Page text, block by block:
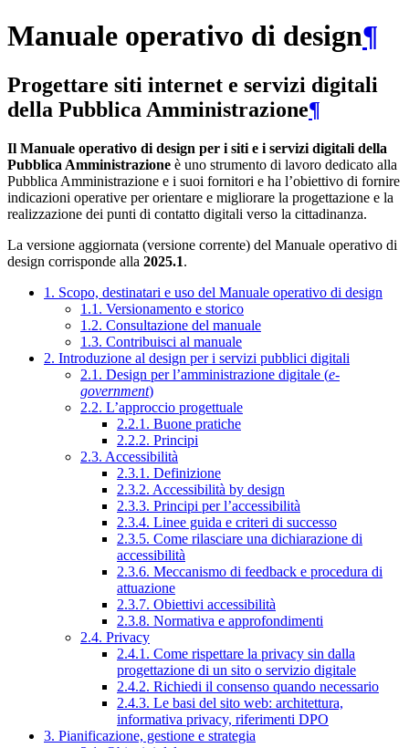
Manuale operativo di design¶
Progettare siti internet e servizi digitali
della Pubblica Amministrazione¶
Il Manuale operativo di design per i siti e i servizi digitali della
Pubblica Amministrazione è uno strumento di lavoro dedicato alla
Pubblica Amministrazione e i suoi fornitori e ha l’obiettivo di fornire
indicazioni operative per orientare e migliorare la progettazione e la
realizzazione dei punti di contatto digitali verso la cittadinanza.
La versione aggiornata (versione corrente) del Manuale operativo di
design corrisponde alla 2025.1.
1. Scopo, destinatari e uso del Manuale operativo di design
1.1. Versionamento e storico
1.2. Consultazione del manuale
1.3. Contribuisci al manuale
2. Introduzione al design per i servizi pubblici digitali
2.1. Design per l’amministrazione digitale (e-
government)
2.2. L’approccio progettuale
2.2.1. Buone pratiche
2.2.2. Principi
2.3. Accessibilità
2.3.1. Definizione
2.3.2. Accessibilità by design
2.3.3. Principi per l’accessibilità
2.3.4. Linee guida e criteri di successo
2.3.5. Come rilasciare una dichiarazione di
accessibilità
2.3.6. Meccanismo di feedback e procedura di
attuazione
2.3.7. Obiettivi accessibilità
2.3.8. Normativa e approfondimenti
2.4. Privacy
2.4.1. Come rispettare la privacy sin dalla
progettazione di un sito o servizio digitale
2.4.2. Richiedi il consenso quando necessario
2.4.3. Le basi del sito web: architettura,
informativa privacy, riferimenti DPO
3. Pianificazione, gestione e strategia